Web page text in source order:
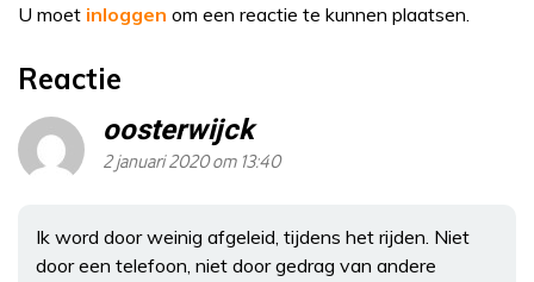
U moet inloggen om een reactie te kunnen plaatsen.
Reactie
oosterwijck
2 januari 2020 om 13:40
Ik word door weinig afgeleid, tijdens het rijden. Niet
door een telefoon, niet door gedrag van andere